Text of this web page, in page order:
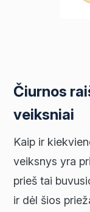
Čiurnos
veiksniai
Kaip ir
veiksnys yra
prieš tai
ir dėl šios